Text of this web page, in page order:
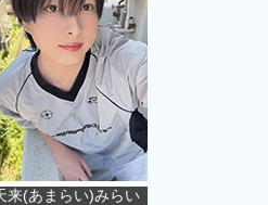
来(あまらい)みらい